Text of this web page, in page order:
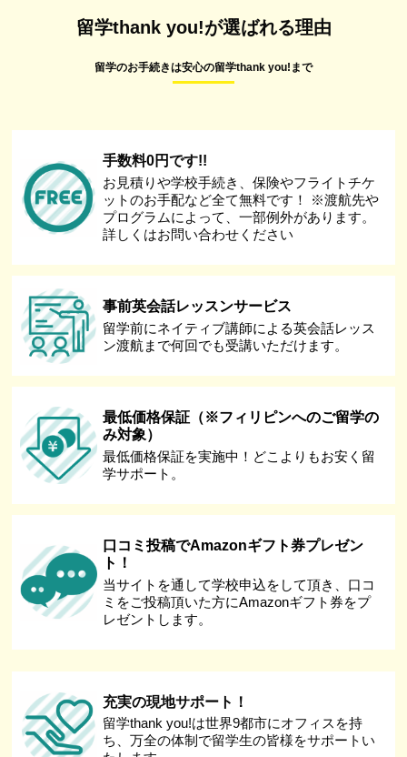
留学thank you!が選ばれる理由
留学のお手続きは安心の留学thank you!まで
手数料0円です!!
お見積りや学校手続き、保険やフライトチケ
ットのお手配など全て無料です！ ※渡航先や
プログラムによって、一部例外があります。
詳しくはお問い合わせください
事前英会話レッスンサービス
留学前にネイティブ講師による英会話レッス
ン渡航まで何回でも受講いただけます。
最低価格保証（※フィリピンへのご留学の
み対象）
最低価格保証を実施中！どこよりもお安く留
学サポート。
口コミ投稿でAmazonギフト券プレゼン
ト！
当サイトを通して学校申込をして頂き、口コ
ミをご投稿頂いた方にAmazonギフト券をプ
レゼントします。
充実の現地サポート！
留学thank you!は世界9都市にオフィスを持
ち、万全の体制で留学生の皆様をサポートい